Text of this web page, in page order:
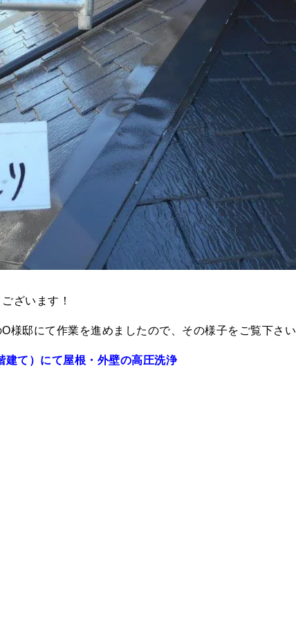
ざいます！
様邸にて作業を進めましたので、その様子をご覧下さい
て）にて屋根・外壁の高圧洗浄